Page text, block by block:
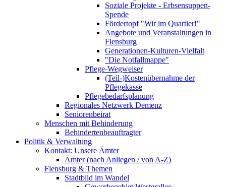
Soziale Projekte - Erbsensuppen-
Spende
Fördertopf "Wir im Quartier!"
Angebote und Veranstaltungen in
Flensburg
Generationen-Kulturen-Vielfalt
"Die Notfallmappe"
Pflege-Wegweiser
(Teil-)Kostenübernahme der
Pflegekasse
Pflegebedarfsplanung
Regionales Netzwerk Demenz
Seniorenbeirat
Menschen mit Behinderung
Behindertenbeauftragter
Politik & Verwaltung
Kontakt: Unsere Ämter
Ämter (nach Anliegen / von A-Z)
Flensburg & Themen
Stadtbild im Wandel